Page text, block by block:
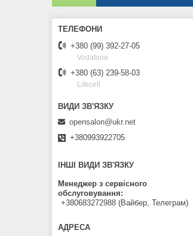
+380 (99) 392-27-05
Vodafone
+380 (63) 239-58-03
Lifecell
opensalon@ukr.net
+380993922705
ІНШІ ВИДИ ЗВ'ЯЗКУ
Менеджер з сервісного
обслуговування
+380683272988 (Вайбер, Телеграм)